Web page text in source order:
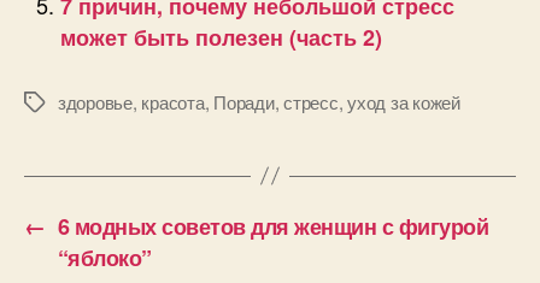
может быть полезен (часть 2)
Позначки
здоровье, красота, Поради,стресс,уход за кожей
← 6 модных советов для женщин с фигурой
“яблоко”